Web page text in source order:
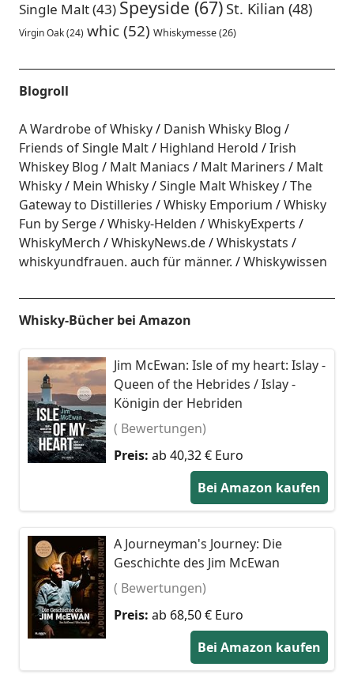
Single Malt(43) Speyside (67) St. Kilian (48)
Virgin Oak(24) whic(52) Whiskymesse(26)
Blogroll
A Wardrobe of Whisky
Danish Whisky Blog
Friends of Single Malt
Highland Herold
Irish
Whiskey Blog
Malt Maniacs Malt Mariners
Malt
Whisky
Mein Whisky Single Malt Whiskey
The
Gateway to Distilleries
Whisky Emporium
Whisky
Fun by Serge
Whisky-Helden
WhiskyExperts
WhiskyMerch
WhiskyNews.de
Whiskystats
whiskyundfrauen. auch für männer.
Whiskywissen
Whisky-Bücher bei Amazon
Jim McEwan: Isle of my heart: Islay -
Queen of the Hebrides / Islay -
Königin der Hebriden
( Bewertungen)
Preis: ab 40,32 € Euro
Bei Amazon kaufen
A Journeyman's Journey: Die
Geschichte des Jim McEwan
( Bewertungen)
Preis: ab 68,50 € Euro
Bei Amazon kaufen